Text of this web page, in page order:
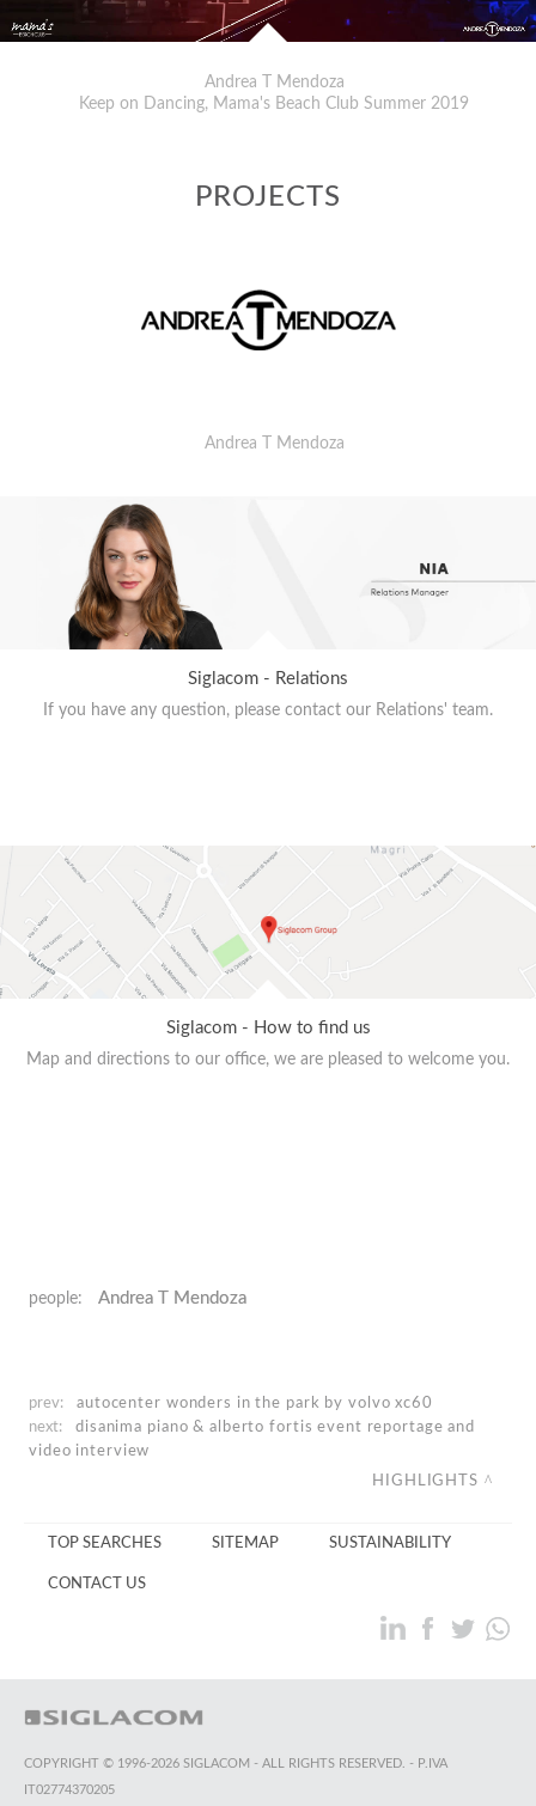
Andrea T Mendoza
Keep on Dancing, Mama's Beach Club Summer 2019
PROJECTS
Andrea T Mendoza
Siglacom - Relations
If you have any question, please contact our Relations' team.
Siglacom - How to find us
Map and directions to our office, we are pleased to welcome you.
people: Andrea T Mendoza
prev: autocenter wonders in the park by volvo xc60
next:
disanima piano & alberto fortisevent reportage and
video interview
HIGHLIGHTS
TOP SEARCHES SITEMAP SUSTAINABILITY
CONTACT US
COPYRIGHT © 1996-2026 SIGLACOM - ALL RIGHTS RESERVED. - P.IVA
IT02774370205